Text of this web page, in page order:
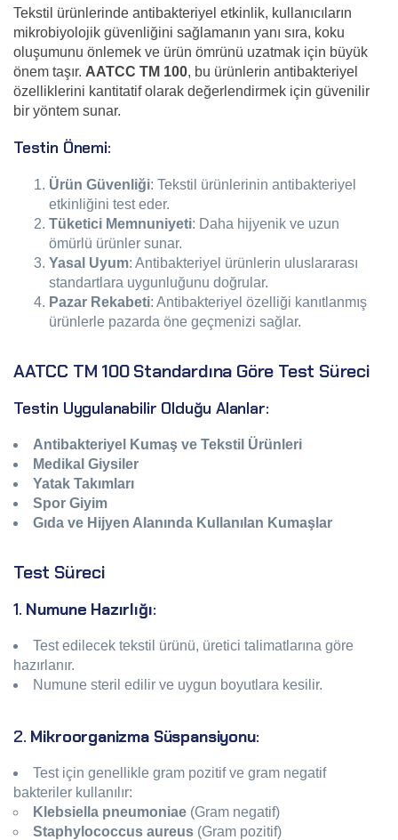
Tekstil ürünlerinde antibakteriyel etkinlik, kullanıcıların
mikrobiyolojik güvenliğini sağlamanın yanı sıra, koku
oluşumunu önlemek ve ürün ömrünü uzatmak için büyük
önem taşır. AATCC TM 100, bu ürünlerin antibakteriyel
özelliklerini kantitatif olarak değerlendirmek için güvenilir
bir yöntem sunar.
Testin Önemi:
Ürün Güvenliği: Tekstil ürünlerinin antibakteriyel
etkinliğini test eder.
Tüketici Memnuniyeti: Daha hijyenik ve uzun
ömürlü ürünler sunar.
Yasal Uyum: Antibakteriyel ürünlerin uluslararası
standartlara uygunluğunu doğrular.
Pazar Rekabeti: Antibakteriyel özelliği kanıtlanmış
ürünlerle pazarda öne geçmenizi sağlar.
AATCC TM 100 Standardına Göre Test Süreci
Testin Uygulanabilir Olduğu Alanlar:
Antibakteriyel Kumaş ve Tekstil Ürünleri
Medikal Giysiler
Yatak Takımları
Spor Giyim
Gıda ve Hijyen Alanında Kullanılan Kumaşlar
Test Süreci
1. Numune Hazırlığı:
Test edilecek tekstil ürünü, üretici talimatlarına göre
hazırlanır.
Numune steril edilir ve uygun boyutlara kesilir.
2. Mikroorganizma Süspansiyonu:
Test için genellikle gram pozitif ve gram negatif
bakteriler kullanılır:
Klebsiella pneumoniae (Gram negatif)
Staphylococcus aureus (Gram pozitif)